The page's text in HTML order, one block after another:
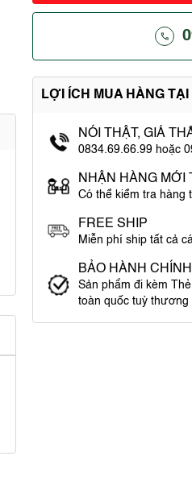
LỢI ÍCH MUA HÀNG TẠI
NÓI THẬT, GIÁ
0834.69.66.99 hoặc
NHẬN HÀNG MỚI
Có thể kiểm tra hàng
FREE SHIP
Miễn phí ship tất cả
BẢO HÀNH
Sản phẩm đi kèm
toàn quốc tuỳ thương